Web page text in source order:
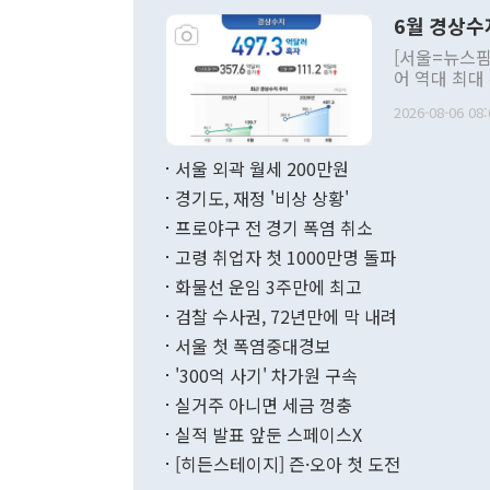
주의적 희망
관의 대북
관 부처 장
관의 무리한
다. [정동영 통일부 장관이 지난달 23일 오후 서울 종로구 정부서울청사에
무너졌다고
함께 4자 대
"우리의 선
6월 경상
[서울=뉴스
어 역대 최
료=한국은행] 한국은행이 6일 발표한 '2026년 6월 국제수지(잠정)'
며 월간 기
196.9% 급
수출은
기록했지만
로 전환됐다.
2026-08-06
서울 외곽 월세 200만원
경기도, 재정 '비상 상황'
프로야구 전 경기 폭염 취소
고령 취업자 첫 1000만명 돌파
화물선 운임 3주만에 최고
검찰 수사권, 72년만에 막 내려
서울 첫 폭염중대경보
'300억 사기' 차가원 구속
실거주 아니면 세금 껑충
실적 발표 앞둔 스페이스X
[히든스테이지] 즌·오아 첫 도전